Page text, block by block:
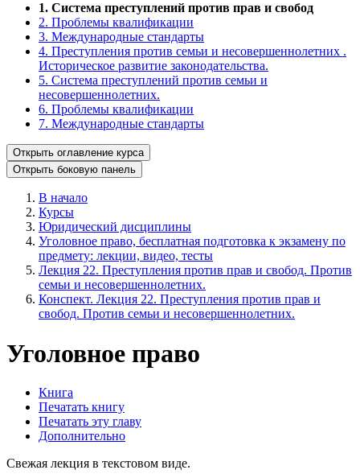
1. Система преступлений против прав и свобод
2. Проблемы квалификации
3. Международные стандарты
4. Преступления против семьи и несовершеннолетних .
Историческое развитие законодательства.
5. Система преступлений против семьи и
несовершеннолетних.
6. Проблемы квалификации
7. Международные стандарты
Открыть оглавление курса
Открыть боковую панель
В начало
Курсы
Юридический дисциплины
Уголовное право, бесплатная подготовка к экзамену по
предмету: лекции, видео, тесты
Лекция 22. Преступления против прав и свобод. Против
семьи и несовершеннолетних.
Конспект. Лекция 22. Преступления против прав и
свобод. Против семьи и несовершеннолетних.
Уголовное право
Книга
Печатать книгу
Печатать эту главу
Дополнительно
Свежая лекция в текстовом виде.